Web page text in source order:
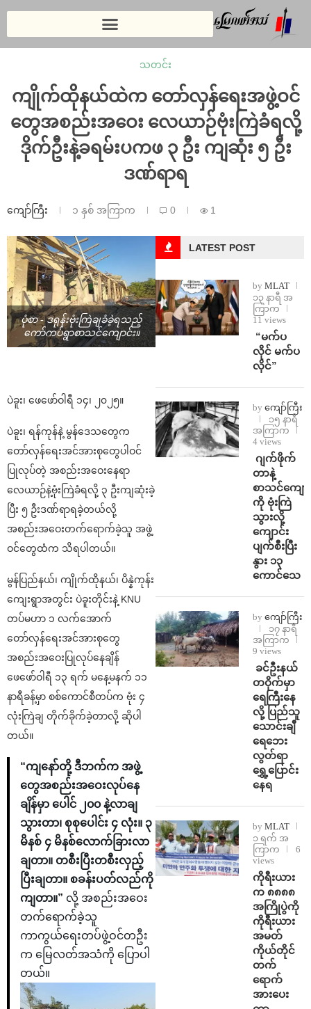
သတင်း
ကျိုက်ထိုနယ်ထဲက တော်လှန်ရေးအဖွဲ့ဝင်
တွေအစည်းအဝေး လေယာဉ်ဗုံးကြဲခံရလို့
ဒိုက်ဦးနဲ့ခရမ်းပကဖ ၃ ဦး ကျဆုံး ၅ ဦး
ဒဏ်ရာရ
ကျော်ကြီး ၁ နှစ် အကြာက 0 1
ပုံစာ - ဒရုန်းဗုံးကြဲချခံခဲ့ရသည့်
ကော်ကပ်ရွာစာသင်ကျောင်း။
ပဲခူး၊ ဖေဖော်ဝါရီ ၁၄၊ ၂၀၂၅။
ပဲခူး၊ ရန်ကုန်နဲ့ မွန်ဒေသတွေက
တော်လှန်ရေးအင်အားစုတွေပါဝင်
ပြုလုပ်တဲ့ အစည်းအဝေးနေရာ
လေယာဉ်နဲ့ဗုံးကြဲခံရလို့ ၃ ဦးကျဆုံးခဲ့
ပြီး ၅ ဦးဒဏ်ရာရခဲ့တယ်လို့
အစည်းအဝေးတက်ရောက်ခဲ့သူ အဖွဲ့
ဝင်တွေထံက သိရပါတယ်။
မွန်ပြည်နယ်၊ ကျိုက်ထိုနယ်၊ ပိန္နဲကုန်း
ကျေးရွာအတွင်း ပဲခူးတိုင်းနဲ့ KNU
တပ်မဟာ ၁ လက်အောက်
တော်လှန်ရေးအင်အားစုတွေ
အစည်းအဝေးပြုလုပ်နေချိန်
ဖေဖော်ဝါရီ ၁၃ ရက် မနေ့မနက် ၁၁
နာရီခန့်မှာ စစ်ကောင်စီတပ်က ဗုံး ၄
လုံးကြဲချ တိုက်ခိုက်ခဲ့တာလို့ ဆိုပါ
တယ်။
“ကျနော်တို့ ဒီဘက်က အဖွဲ့
တွေအစည်းအဝေးလုပ်နေ
ချိန်မှာ ပေါင် ၂၀၀ နဲ့လာချ
သွားတာ၊ စုစုပေါင်း ၄ လုံး။ ၃
မိနစ် ၄ မိနစ်လောက်ခြားလာ
ချတာ။ တစီးပြီးတစီးလှည့်
ပြီးချတာ။ စခန်းပတ်လည်ကို
ကျတာ။” လို့ အစည်းအဝေး
တက်ရောက်ခဲ့သူ
ကာကွယ်ရေးတပ်ဖွဲ့ဝင်တဦး
က မြေလတ်အသံကို ပြောပါ
တယ်။
LATEST POST
by MLAT
၁၃ နာရီ အ
ကြာက
11 views
⁨ ⁨“မက်ပ
လိုင် မက်ပ
လိုင်”
by ကျော်ကြီး
၁၅ နာရီ
အကြာက
4 views
⁨⁩ ⁨ဂျက်ဖိုက်
တာနဲ့
စာသင်ကျော
ကို ဗုံးကြဲ
သွားလို့
ကျောင်း
ပျက်စီးပြီး
နွား ၁၃
ကောင်သေ
by ကျော်ကြီး
၁၇ နာရီ
အကြာက
9 views
⁩ ⁨ခင်ဦးနယ်
တဝိုက်မှာ
ရေကြီးနေ
လို့ ပြည်သူ
သောင်းချီ
ရေဘေး
လွတ်ရာ
ရွှေ့ပြောင်း
နေရ
by MLAT
၁ ရက် အ
ကြာက
6
views
ကိုရီးယား
က ၈၈၈၈
အကြိုပွဲကို
ကိုရီးယား
အမတ်
ကိုယ်တိုင်
တက်
ရောက်
အားပေး